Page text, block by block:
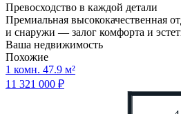
Превосходство в каждой детали
Премиальная высококачественная
и снаружи — залог комфорта и
Ваша недвижимость
Похожие
1 комн. 47.9 м²
11 321 000 ₽